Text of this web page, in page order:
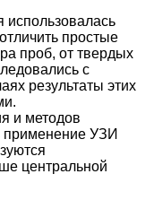
использовалась
простые
проб, от твердых
с
результаты этих
и методов
применение УЗИ
центральной